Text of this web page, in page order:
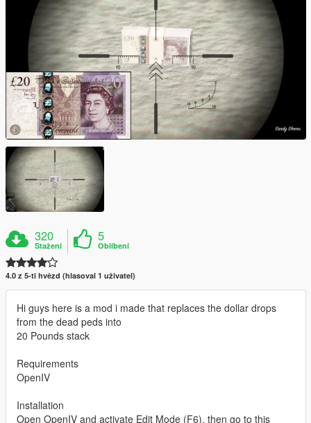
320
Stažení
5
Oblíbení
4.0 z 5-ti hvězd (hlasoval 1 uživatel)
Hi guys here is a mod i made that replaces the dollar drops
from the dead peds into
20 Pounds stack
Requirements
OpenIV
Installation
Open OpenIV and activate Edit Mode (F6), then go to this